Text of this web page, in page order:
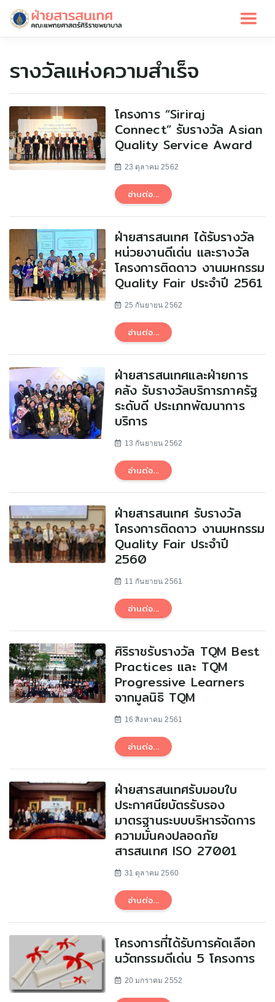
รางวัลแห่งความสำเร็จ
โครงการ “Siriraj
Connect” รับรางวัล Asian
Quality Service Award
23 ตุลาคม 2562
อ่านต่อ...
ฝ่ายสารสนเทศ ได้รับรางวัล
หน่วยงานดีเด่น และรางวัล
โครงการติดดาว งานมหกรรม
Quality Fair ประจำปี 2561
25 กันยายน 2562
อ่านต่อ...
ฝ่ายสารสนเทศและฝ่ายการ
คลัง รับรางวัลบริการภาครัฐ
ระดับดี ประเภทพัฒนาการ
บริการ
13 กันยายน 2562
อ่านต่อ...
ฝ่ายสารสนเทศ รับรางวัล
โครงการติดดาว งานมหกรรม
Quality Fair ประจำปี
2560
11 กันยายน 2561
อ่านต่อ...
ศิริราชรับรางวัล TQM Best
Practices และ TQM
Progressive Learners
จากมูลนิธิ TQM
16 สิงหาคม 2561
อ่านต่อ...
ฝ่ายสารสนเทศรับมอบใบ
ประกาศนียบัตรรับรอง
มาตรฐานระบบบริหารจัดการ
ความมั่นคงปลอดภัย
สารสนเทศ ISO 27001
31 ตุลาคม 2560
อ่านต่อ...
โครงการที่ได้รับการคัดเลือก
นวัตกรรมดีเด่น 5 โครงการ
20 มกราคม 2552